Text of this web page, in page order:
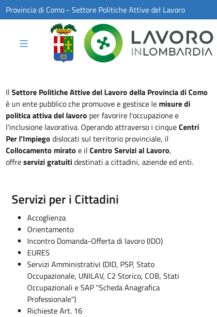
Skip to Main Content
Provincia di Como - Settore Politiche Attive del Lavoro
Il Settore Politiche Attive del Lavoro della Provincia di Como
è un ente pubblico che promuove e gestisce le misure di
politica attiva del lavoro per favorire l'occupazione e
l'inclusione lavorativa. Operando attraverso i cinqueCentri
Per l'Impiego dislocati sul territorio provinciale, il
Collocamento mirato e il Centro Servizi al Lavoro,
offreservizi gratuitidestinati a cittadini, aziende ed enti.
Servizi per i Cittadini
Accoglienza
Orientamento
Incontro Domanda-Offerta di lavoro (IDO)
EURES
Servizi Amministrativi (DID, PSP, Stato
Occupazionale, UNILAV, C2 Storico, COB, Stati
Occupazionali e SAP "Scheda Anagrafica
Professionale")
Richieste Art. 16